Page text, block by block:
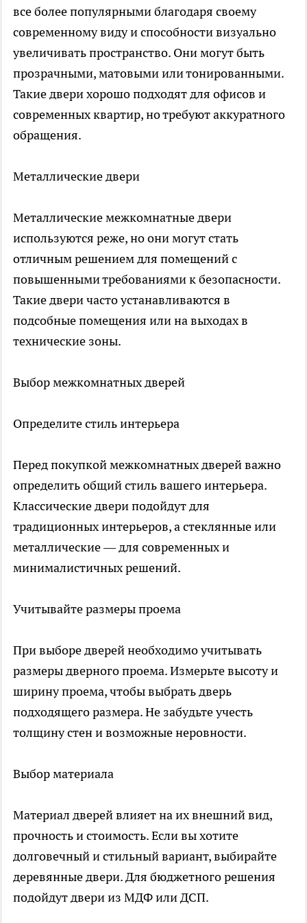
все более популярными благодаря своему
современному виду и способности визуально
увеличивать пространство. Они могут быть
прозрачными, матовыми или тонированными.
Такие двери хорошо подходят для офисов и
современных квартир, но требуют аккуратного
обращения.
Металлические двери
Металлические межкомнатные двери
используются реже, но они могут стать
отличным решением для помещений с
повышенными требованиями к безопасности.
Такие двери часто устанавливаются в
подсобные помещения или на выходах в
технические зоны.
Выбор межкомнатных дверей
Определите стиль интерьера
Перед покупкой межкомнатных дверей важно
определить общий стиль вашего интерьера.
Классические двери подойдут для
традиционных интерьеров, а стеклянные или
металлические — для современных и
минималистичных решений.
Учитывайте размеры проема
При выборе дверей необходимо учитывать
размеры дверного проема. Измерьте высоту и
ширину проема, чтобы выбрать дверь
подходящего размера. Не забудьте учесть
толщину стен и возможные неровности.
Выбор материала
Материал дверей влияет на их внешний вид,
прочность и стоимость. Если вы хотите
долговечный и стильный вариант, выбирайте
деревянные двери. Для бюджетного решения
подойдут двери из МДФ или ДСП.